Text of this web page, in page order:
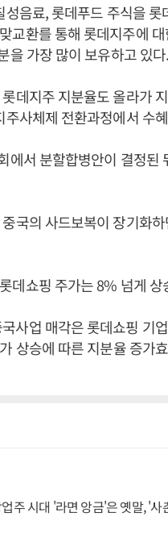
음료, 롯데푸드 주식을
교환를 통해 롯데지주에
을 가장 많이 보유하고 있다.
데지주 지분율도 올라가
사체제 전환과정에서 수
에서 분할합병안이 결정된
국의 사드보복이 장기화
데쇼핑 주가는 8% 넘게 상
사업 매각은 롯데쇼핑 기
상승에 따른 지분율 증가
주 시대 '라면 앙금'은 옛말, '사